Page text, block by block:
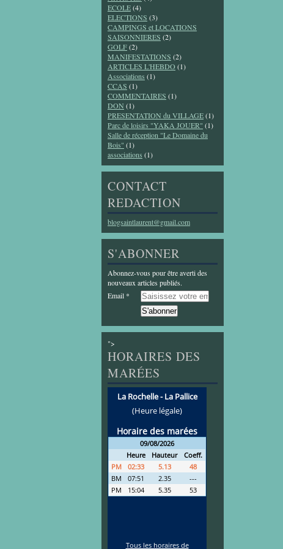
ECOLE(4)
ELECTIONS (3)
CAMPINGS et LOCATIONS
SAISONNIERES (2)
GOLF(2)
MANIFESTATIONS (2)
ARTICLES L'HEBDO (1)
Associations (1)
CCAS (1)
COMMENTAIRES (1)
DON (1)
PRESENTATION du VILLAGE(1)
Parc de loisirs "YAKA JOUER" (1)
Salle de réception "Le Domaine du
Bois" (1)
associations (1)
CONTACT
REDACTION
blogsaintlaurent@gmail.com
S'ABONNER
Abonnez-vous pour être averti des
nouveaux articles publiés.
Email
">
HORAIRES DES
MARÉES